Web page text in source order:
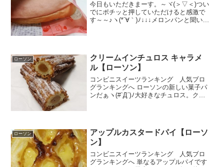
今日もいただきまーす。～ヾ(＞▽＜)つい
でにポチッと押していただけると感激で
す～～♪ヽ(*´∀｀)ﾉ↓↓↓メロンパンと聞いた
ローソン
クリームインチュロス キャラメ
ル【ローソン】
コンビニスイーツランキング 人気ブロ
グランキングへ ローソンの新しい菓子パ
ンだぁヽ(#`Д´)ﾉ大好きなチュロス。クリ
ローソン
アップルカスタードパイ【ローソ
ン】
コンビニスイーツランキング 人気ブロ
グランキングへ 単なるアップルパイです